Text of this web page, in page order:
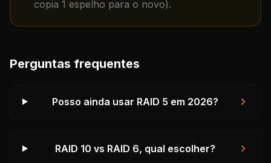
copia 1 espelho para o novo).
Perguntas frequentes
Posso ainda usar RAID 5 em 2026?
RAID 10 vs RAID 6, qual escolher?